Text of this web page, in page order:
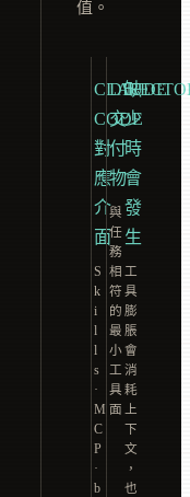
值。
CLAUDE
CODE
對
應
介
面
S
k
i
l
l
s
·
M
C
P
·
b
交
付
物
與
任
務
相
符
的
最
小
工
具
面
缺
少
時
會
發
生
工
具
膨
脹
會
消
耗
上
下
文
，
也